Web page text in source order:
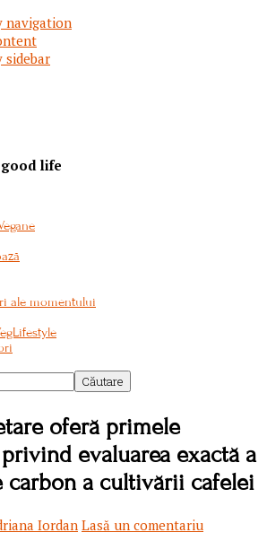
navigation
sidebar
life
ale momentului
oferă primele
evaluarea exactă a
carbon a cultivării cafelei
Iordan Lasă un comentariu